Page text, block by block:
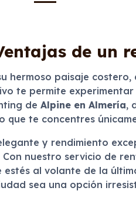
de un
hermoso paisaje
te permite
de Alpine en Almería,
que te concentres
y rendimiento
Con nuestro servicio de
estés al volante de la
sea una opción